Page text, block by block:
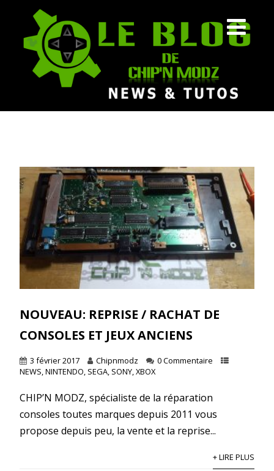
NOUVEAU: REPRISE / RACHAT DE
CONSOLES ET JEUX ANCIENS
3 février 2017 Chipnmodz
0 Commentaire
NEWS,NINTENDO, SEGA, SONY,XBOX
CHIP’N MODZ, spécialiste de la réparation
consoles toutes marques depuis 2011 vous
propose depuis peu, la vente et la reprise...
+ LIRE PLUS